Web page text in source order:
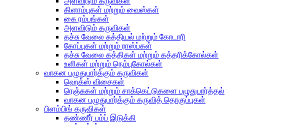
கிளாம்புகள் மற்றும் வைஸ்கள்
கை ரம்பங்கள்
அளவிடும் கருவிகள்
தச்சு வேலை சுத்தியல் மற்றும் கோடாரி
கோப்புகள் மற்றும் ராஸ்ப்கள்
தச்சு வேலை கத்திகள் மற்றும் கத்தரிக்கோல்கள்
உளிகள் மற்றும் நெம்புகோல்கள்
வாகன பழுதுபார்க்கும் கருவிகள்
ஹெக்ஸ் விசைகள்
ரெஞ்சுகள் மற்றும் சாக்கெட்டுகளை பழுதுபார்த்தல்
வாகன பழுதுபார்க்கும் கருவித் தொகுப்புகள்
பிளம்பிங் கருவிகள்
தண்ணீர் பம்ப் இடுக்கி